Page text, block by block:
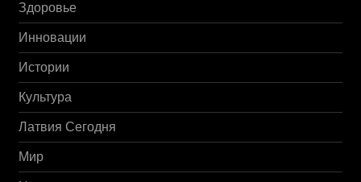
Здоровье
Инновации
Истории
Культура
Латвия Сегодня
Мир